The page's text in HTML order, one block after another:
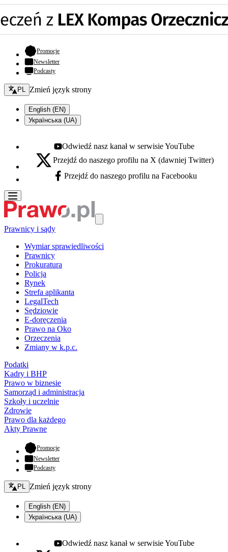
Promocje- otwiera się w nowej karcie
Newsletter
Podcasty
Zmień język - bieżący:
PL Zmień język strony
English (EN)
Українська (UA)
Youtube - otwiera się w nowej karcie
Odwiedź nasz kanał w serwisie YouTube
X - otwiera się w nowej karcie
Przejdź do naszego profilu na X (dawniej Twitter)
Facebook - otwiera się w nowej karcie
Przejdź do naszego profilu na Facebooku
Prawnicy i sądy
Wymiar sprawiedliwości
Prawnicy
Prokuratura
Policja
Rynek
Strefa aplikanta
LegalTech
Sędziowie
E-doręczenia
Prawo na Oko
Orzeczenia
Zmiany w k.p.c.
Podatki
Kadry i BHP
Prawo w biznesie
Samorząd i administracja
Szkoły i uczelnie
Zdrowie
Prawo dla każdego
Akty Prawne
Promocje- otwiera się w nowej karcie
Newsletter
Podcasty
Zmień język - bieżący:
PL Zmień język strony
English (EN)
Українська (UA)
Youtube - otwiera się w nowej karcie
Odwiedź nasz kanał w serwisie YouTube